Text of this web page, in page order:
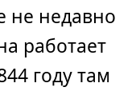
не недавно
работает
году там